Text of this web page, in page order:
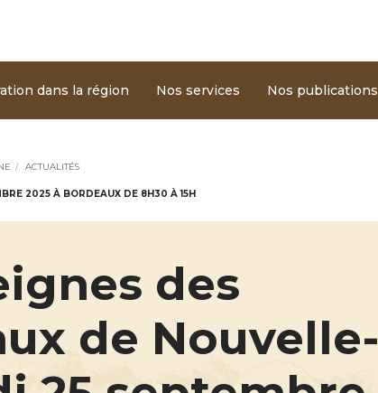
dans la région Nos services Nos publications
ACTUALITÉS
2025 À BORDEAUX DE 8H30 À 15H
des
de Nouvelle-